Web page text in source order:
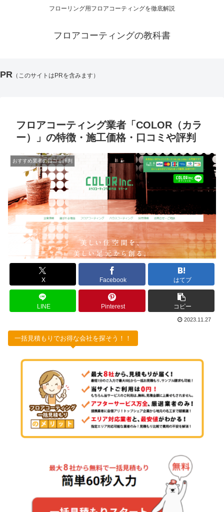
フローリング用フロアコーティングを徹底解説
フロアコーティングの教科書
PR （このサイトはPRを含みます）
フロアコーティング業者「COLOR（カラ
ー）」の特徴・施工価格・口コミや評判
おすすめ業者の口コミ評判
X Facebook はてブ
LINE Pinterest コピー
2023.11.27
一括見積もりでお得な会社を探そう！！